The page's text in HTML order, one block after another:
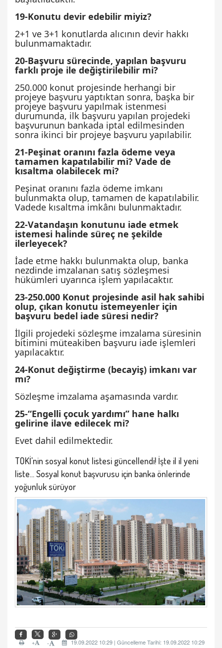
19-Konutu devir edebilir miyiz?
2+1 ve 3+1 konutlarda alıcının devir hakkı
bulunmamaktadır.
20-Başvuru sürecinde, yapılan başvuru
farklı proje ile değiştirilebilir mi?
250.000 konut projesinde herhangi bir
projeye başvuru yaptıktan sonra, başka bir
projeye başvuru yapılmak istenmesi
durumunda, ilk başvuru yapılan projedeki
başvurunun bankada iptal edilmesinden
sonra ikinci bir projeye başvuru yapılabilir.
21-Peşinat oranını fazla ödeme veya
tamamen kapatılabilir mi? Vade de
kısaltma olabilecek mi?
Peşinat oranını fazla ödeme imkanı
bulunmakta olup, tamamen de kapatılabilir.
Vadede kısaltma imkânı bulunmaktadır.
22-Vatandaşın konutunu iade etmek
istemesi halinde süreç ne şekilde
ilerleyecek?
İade etme hakkı bulunmakta olup, banka
nezdinde imzalanan satış sözleşmesi
hükümleri uyarınca işlem yapılacaktır.
23-250.000 Konut projesinde asil hak sahibi
olup, çıkan konutu istemeyenler için
başvuru bedel iade süresi nedir?
İlgili projedeki sözleşme imzalama süresinin
bitimini müteakiben başvuru iade işlemleri
yapılacaktır.
24-Konut değiştirme (becayiş) imkanı var
mı?
Sözleşme imzalama aşamasında vardır.
25-“Engelli çocuk yardımı” hane halkı
gelirine ilave edilecek mi?
Evet dahil edilmektedir.
TOKİ'nin sosyal konut listesi güncellendi! İşte il il yeni
liste... Sosyal konut başvurusu için banka önlerinde
yoğunluk sürüyor
19.09.2022 10:29 | Güncelleme Tarihi: 19.09.2022 10:29
-
+